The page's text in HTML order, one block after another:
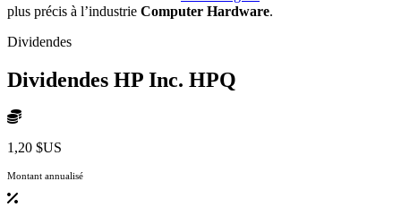
plus précis à l’industrie Computer Hardware.
Dividendes
Dividendes HP Inc. HPQ
1,20 $US
Montant annualisé